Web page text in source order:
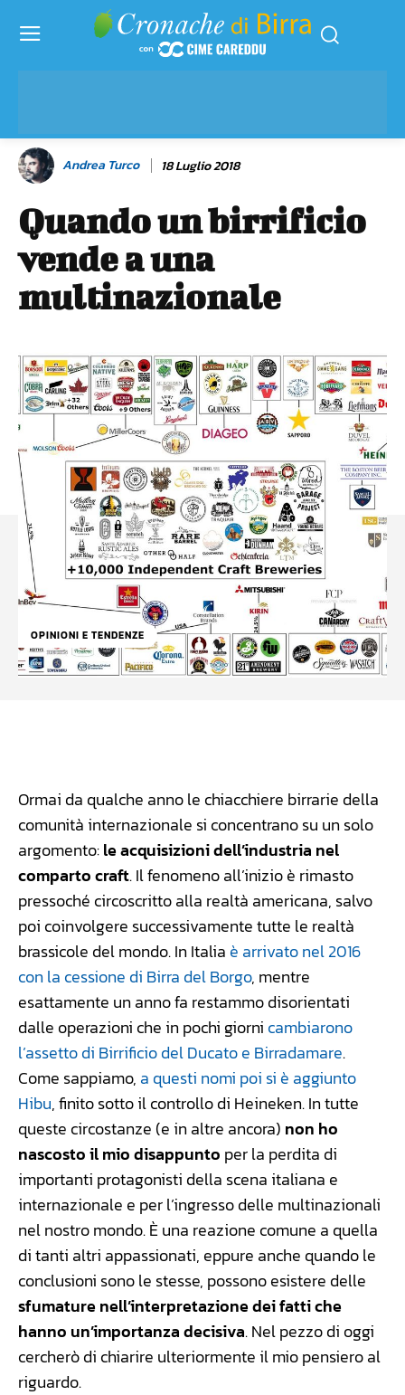
Andrea Turco 18 Luglio 2018
Quando un birrificio
vende a una
multinazionale
OPINIONI E TENDENZE
Ormai da qualche anno le chiacchiere birrarie della
comunità internazionale si concentrano su un solo
argomento:le acquisizioni dell’industria nel
comparto craft. Il fenomeno all’inizio è rimasto
pressoché circoscritto alla realtà americana, salvo
poi coinvolgere successivamente tutte le realtà
brassicole del mondo. In Italia è arrivato nel 2016
con la cessione di Birra del Borgo, mentre
esattamente un anno fa restammo disorientati
dalle operazioni che in pochi giorni cambiarono
l’assetto di Birrificio del Ducato e Birradamare.
Come sappiamo, a questi nomi poi si è aggiunto
Hibu, finito sotto il controllo di Heineken. In tutte
queste circostanze (e in altre ancora) non ho
nascosto il mio disappunto per la perdita di
importanti protagonisti della scena italiana e
internazionale e per l’ingresso delle multinazionali
nel nostro mondo. È una reazione comune a quella
di tanti altri appassionati, eppure anche quando le
conclusioni sono le stesse, possono esistere delle
sfumature nell’interpretazione dei fatti che
hanno un’importanza decisiva. Nel pezzo di oggi
cercherò di chiarire ulteriormente il mio pensiero al
riguardo.